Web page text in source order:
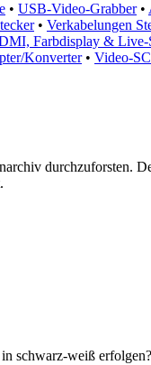
• USB-Video-Grabber•
• Verkabelungen
Farbdisplay & Live-
Konverter• Video-
durchzuforsten.
schwarz-weiß erfolgen?